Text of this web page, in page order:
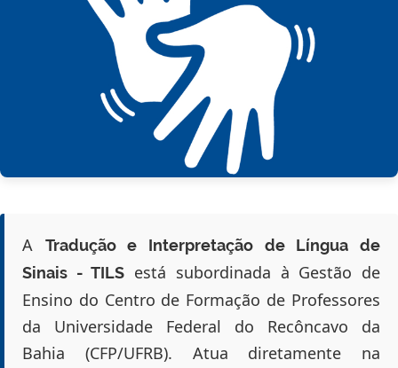
A Tradução e Interpretação de Língua de
Sinais - TILS está subordinada à Gestão de
Ensino do Centro de Formação de Professores
da Universidade Federal do Recôncavo da
Bahia (CFP/UFRB). Atua diretamente na